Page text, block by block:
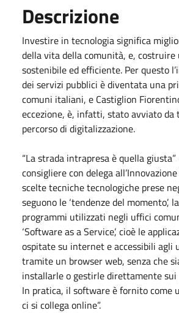
Descrizione
Investire in tecnologia significa
della vita della comunità, e,
sostenibile ed efficiente. Per questo
dei servizi pubblici è diventata una
comuni italiani, e Castiglion
eccezione, è, infatti, stato avviato da
percorso di digitalizzazione.
“La strada intrapresa è quella
consigliere con delega
scelte tecniche tecnologiche prese
seguono le ‘tendenze del momento’,
programmi utilizzati negli uffici
‘Software as a Service’, cioè le
ospitate su internet e accessibili agli
tramite un browser web, senza che
installarle o gestirle direttamente
In pratica, il software è fornito come
ci si collega online”.